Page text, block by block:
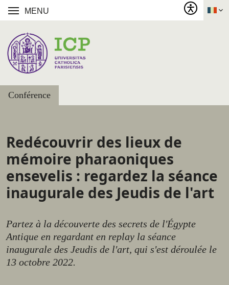
MENU
Conférence
Redécouvrir des lieux de
mémoire pharaoniques
ensevelis : regardez la séance
inaugurale des Jeudis de l'art
Partez à la découverte des secrets de l'Égypte
Antique en regardant en replay la séance
inaugurale des Jeudis de l'art, qui s'est déroulée le
13 octobre 2022.